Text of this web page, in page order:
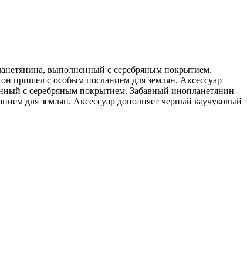
выполненный с серебряным покрытием.
пришел с особым посланием для землян. Аксессуар
с серебряным покрытием. Забавный инопланетянин
для землян. Аксессуар дополняет черный каучуковый